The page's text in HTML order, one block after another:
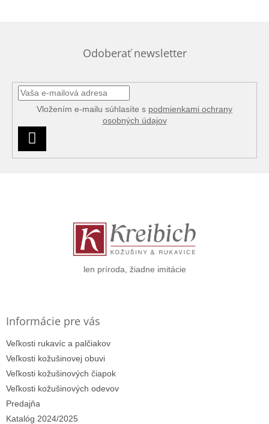
Odoberať newsletter
Vložením e-mailu súhlasíte s podmienkami ochrany
osobných údajov
SA
len príroda, žiadne imitácie
Informácie pre vás
Veľkosti rukavíc a palčiakov
Veľkosti kožušinovej obuvi
Veľkosti kožušinových čiapok
Veľkosti kožušinových odevov
Predajňa
Katalóg 2024/2025